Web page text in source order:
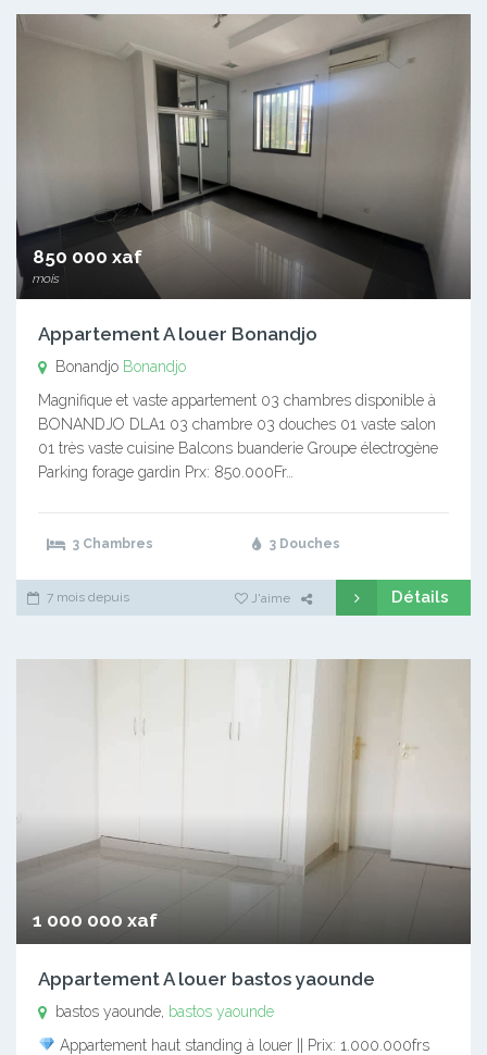
850 000 xaf
mois
Appartement A louer Bonandjo
Bonandjo Bonandjo
Magnifique et vaste appartement 03 chambres disponible à
BONANDJO DLA1 03 chambre 03 douches 01 vaste salon
01 très vaste cuisine Balcons buanderie Groupe électrogène
Parking forage gardin Prx: 850.000Fr…
3 Chambres 3 Douches
7 mois depuis J'aime Détails
1 000 000 xaf
Appartement A louer bastos yaounde
bastos yaounde, bastos yaounde
Appartement haut standing à louer || Prix: 1.000.000frs